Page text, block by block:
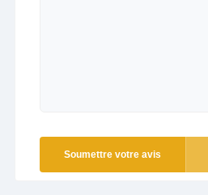
Soumettre votre avis